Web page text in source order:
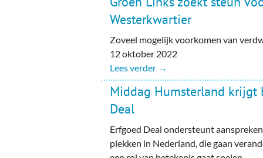
Westerkwartier
Zoveel mogelijk voorkomen van
12 oktober 2022
Lees verder →
Middag Humsterland krijgt
Deal
Erfgoed Deal ondersteunt
plekken in Nederland, die gaan